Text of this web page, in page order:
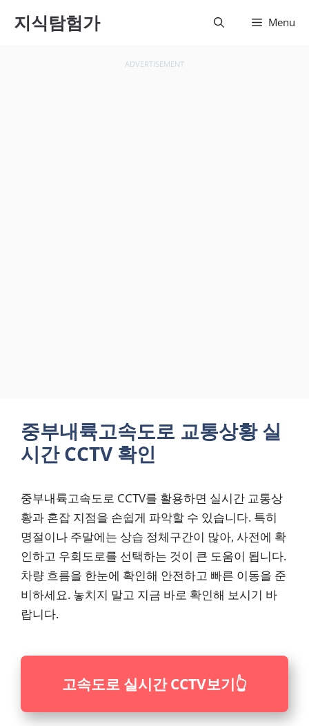
로 건지식탐험가 Menu
ADVERTISEMENT
중부내륙고속도로 교통상황 실
시간 CCTV 확인
중부내륙고속도로 CCTV를 활용하면 실시간 교통상
황과 혼잡 지점을 손쉽게 파악할 수 있습니다. 특히
명절이나 주말에는 상습 정체구간이 많아, 사전에 확
인하고 우회도로를 선택하는 것이 큰 도움이 됩니다.
차량 흐름을 한눈에 확인해 안전하고 빠른 이동을 준
비하세요. 놓치지 말고 지금 바로 확인해 보시기 바
랍니다.
고속도로 실시간 CCTV보기👆